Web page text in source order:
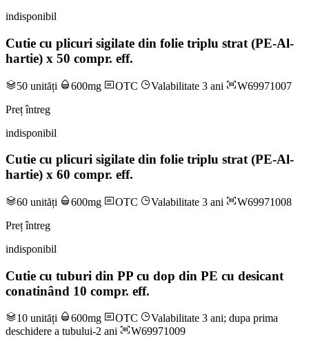
indisponibil
Cutie cu plicuri sigilate din folie triplu strat (PE-Al-
hartie) x 50 compr. eff.
50 unități 600mg OTC Valabilitate 3 ani
W69971007
Preț întreg
indisponibil
Cutie cu plicuri sigilate din folie triplu strat (PE-Al-
hartie) x 60 compr. eff.
60 unități 600mg OTC Valabilitate 3 ani
W69971008
Preț întreg
indisponibil
Cutie cu tuburi din PP cu dop din PE cu desicant
conatinând 10 compr. eff.
10 unități 600mg OTC
Valabilitate 3 ani; dupa prima
deschidere a tubului-2 ani
W69971009